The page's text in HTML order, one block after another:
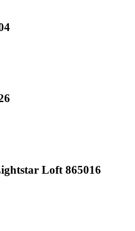
Loft 865016